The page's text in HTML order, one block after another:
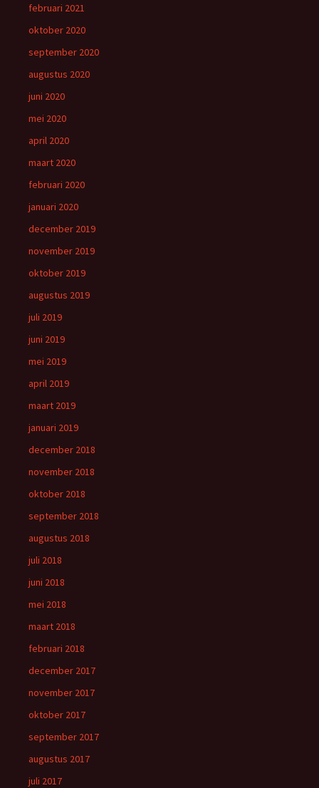
februari 2021
oktober 2020
september 2020
augustus 2020
juni 2020
mei 2020
april 2020
maart 2020
februari 2020
januari 2020
december 2019
november 2019
oktober 2019
augustus 2019
juli 2019
juni 2019
mei 2019
april 2019
maart 2019
januari 2019
december 2018
november 2018
oktober 2018
september 2018
augustus 2018
juli 2018
juni 2018
mei 2018
maart 2018
februari 2018
december 2017
november 2017
oktober 2017
september 2017
augustus 2017
juli 2017